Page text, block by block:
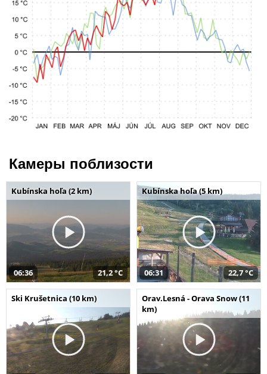
Камеры поблизости
Kubínska hoľa (2 km)
06:36 21,2 °C
Kubínska hoľa (5 km)
06:31 22,7 °C
Ski Krušetnica (10 km)
Orav.Lesná - Orava Snow (11
km)